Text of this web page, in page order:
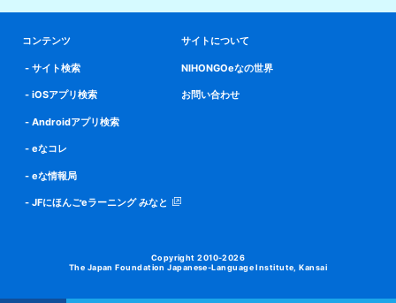
コンテンツ
サイト検索
iOSアプリ検索
Androidアプリ検索
eなコレ
eな情報局
JFにほんごeラーニング みなと
サイトについて
NIHONGOeなの世界
お問い合わせ
Copyright 2010-2026
The Japan Foundation Japanese-Language Institute, Kansai